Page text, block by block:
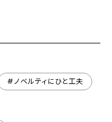
#ノベルティにひと工夫